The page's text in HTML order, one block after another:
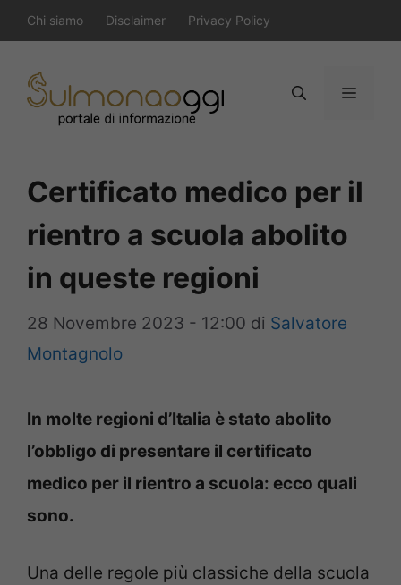
al
contenuto
Chi siamo Disclaimer Privacy Policy
Menu
Certificato medico per il
rientro a scuola abolito
in queste regioni
28 Novembre 2023 - 12:00 di Salvatore
Montagnolo
In molte regioni d’Italia è stato abolito
l’obbligo di presentare il certificato
medico per il rientro a scuola: ecco quali
sono.
Una delle regole più classiche della scuola